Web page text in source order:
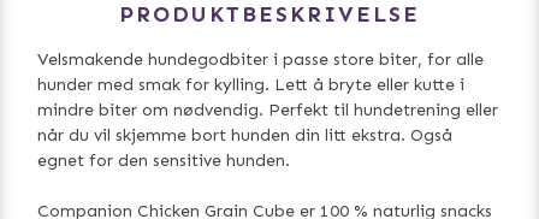
PRODUKTBESKRIVELSE
Velsmakende hundegodbiter i passe store biter, for alle
hunder med smak for kylling. Lett å bryte eller kutte i
mindre biter om nødvendig. Perfekt til hundetrening eller
når du vil skjemme bort hunden din litt ekstra. Også
egnet for den sensitive hunden.
Companion Chicken Grain Cube er 100 % naturlig snacks